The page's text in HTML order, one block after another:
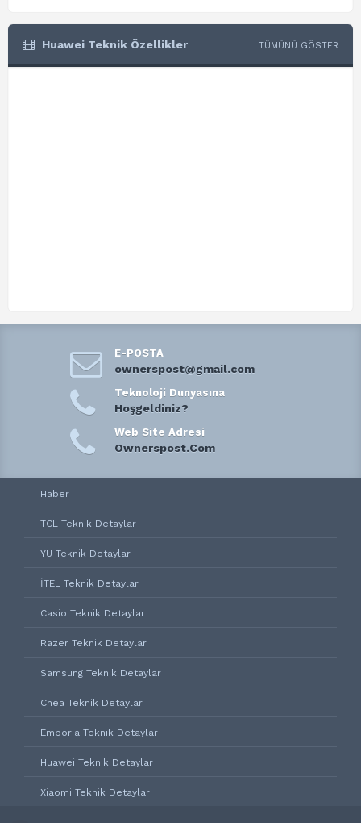
Huawei Teknik Özellikler TÜMÜNÜ GÖSTER
E-POSTA
ownerspost@gmail.com
Teknoloji Dunyasına
Hoşgeldiniz?
Web Site Adresi
Ownerspost.Com
Haber
TCL Teknik Detaylar
YU Teknik Detaylar
İTEL Teknik Detaylar
Casio Teknik Detaylar
Razer Teknik Detaylar
Samsung Teknik Detaylar
Chea Teknik Detaylar
Emporia Teknik Detaylar
Huawei Teknik Detaylar
Xiaomi Teknik Detaylar